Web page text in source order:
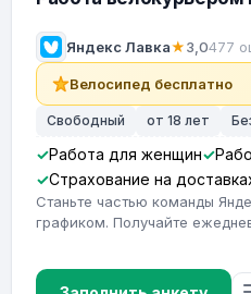
Яндекс Лавка★3,0477
Велосипед бесплатно
Свободный от 18 лет
Работа для женщин
Страхование на
Станьте частью команды
графиком. Получайте